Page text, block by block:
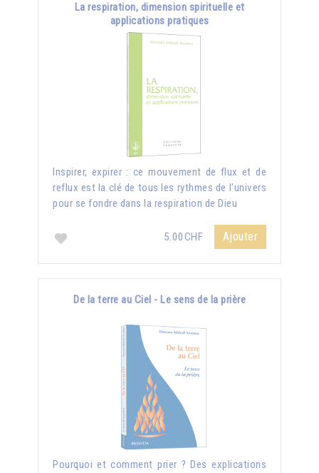
La respiration, dimension spirituelle et
applications pratiques
Inspirer, expirer : ce mouvement de flux et de
reflux est la clé de tous les rythmes de l'univers
pour se fondre dans la respiration de Dieu
5.00CHF Ajouter
De la terre au Ciel - Le sens de la prière
Pourquoi et comment prier ? Des explications